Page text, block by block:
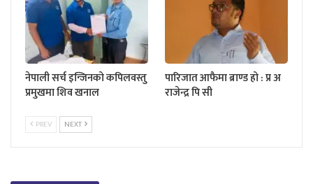
नेपाली सर्च इन्जिनको कपिलवस्तु
प्रमुखमा शिव खनाल
पारिजात आफैमा ब्राण्ड हो : प्र अ
राजेन्द्र पि सी
PREV NEXT